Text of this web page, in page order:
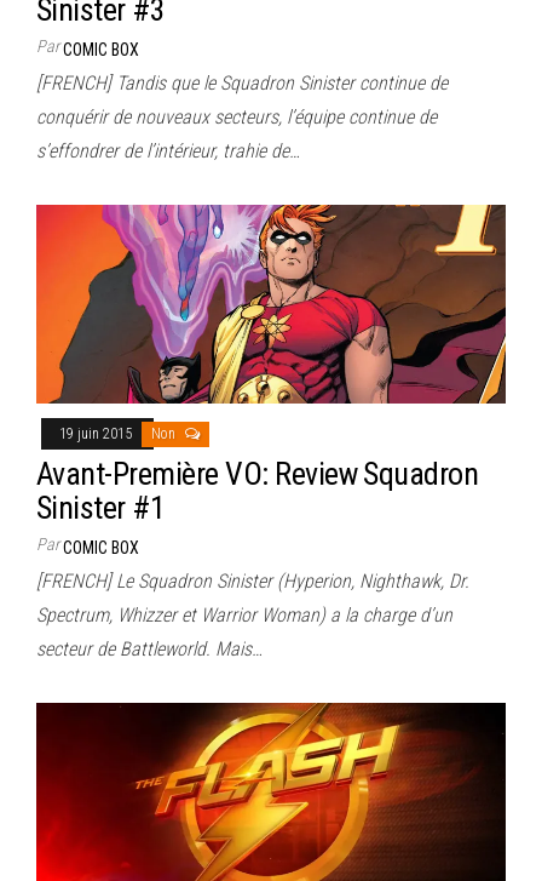
Sinister #3
ParCOMIC BOX
[FRENCH] Tandis que le Squadron Sinister continue de
conquérir de nouveaux secteurs, l’équipe continue de
s’effondrer de l’intérieur, trahie de…
19 juin 2015 Non
Avant-Première VO: Review Squadron
Sinister #1
ParCOMIC BOX
[FRENCH] Le Squadron Sinister (Hyperion, Nighthawk, Dr.
Spectrum, Whizzer et Warrior Woman) a la charge d’un
secteur de Battleworld. Mais…